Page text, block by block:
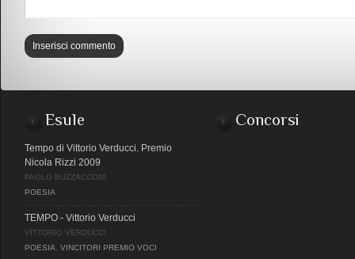
Esule
Tempo di Vittorio Verducci. Premio
Nicola Rizzi 2009
PAOLO BUZZACCONI
POESIA
TEMPO - Vittorio Verducci
VITTORIO VERDUCCI
POESIA
VINCITORI PREMIO VOCI
Concorsi